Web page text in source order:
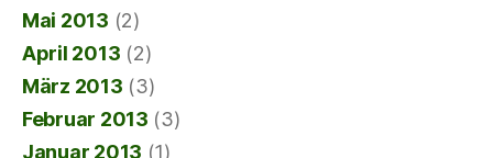
Mai 2013 (2)
April 2013 (2)
März 2013 (3)
Februar 2013 (3)
Januar 2013 (1)